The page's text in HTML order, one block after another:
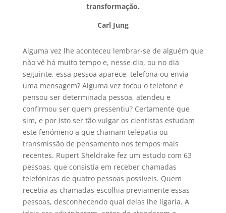
transformação.
Carl Jung
Alguma vez lhe aconteceu lembrar-se de alguém que
não vê há muito tempo e, nesse dia, ou no dia
seguinte, essa pessoa aparece, telefona ou envia
uma mensagem? Alguma vez tocou o telefone e
pensou ser determinada pessoa, atendeu e
confirmou ser quem pressentiu? Certamente que
sim, e por isto ser tão vulgar os cientistas estudam
este fenómeno a que chamam telepatia ou
transmissão de pensamento nos tempos mais
recentes. Rupert Sheldrake fez um estudo com 63
pessoas, que consistia em receber chamadas
telefónicas de quatro pessoas possíveis. Quem
recebia as chamadas escolhia previamente essas
pessoas, desconhecendo qual delas lhe ligaria. A